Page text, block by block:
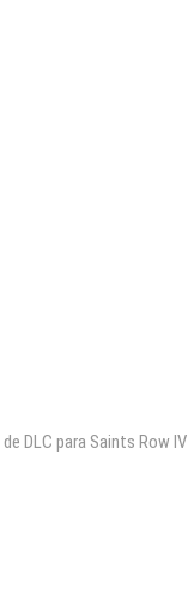
DLC para Saints Row IV